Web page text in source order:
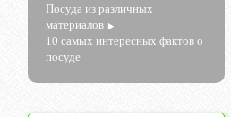
Посуда из различных
материалов
10 самых интересных фактов о
посуде